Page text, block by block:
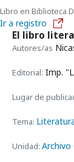
Libro en Biblioteca
Ir a registro
El libro
Autores/as
Editorial: Imp.
Lugar de
Tema:
Unidad: Archivo